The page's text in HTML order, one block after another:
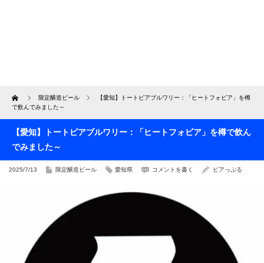
Home 限定醸造ビール
【愛知】トートピアブルワリー：「ヒートフォビア」を樽
で飲んでみました～
【愛知】トートピアブルワリー：「ヒートフォビア」を樽で飲ん
でみました～
2025/7/13 限定醸造ビール 愛知県 コメントを書く ビアっぷる